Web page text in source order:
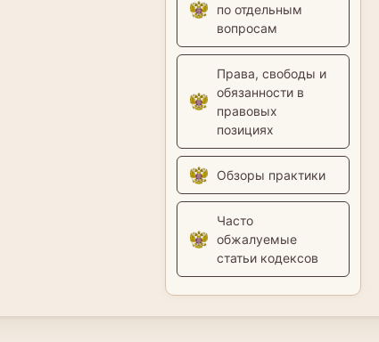
по отдельным
вопросам
Права, свободы и
обязанности в
правовых
позициях
Обзоры практики
Часто
обжалуемые
статьи кодексов